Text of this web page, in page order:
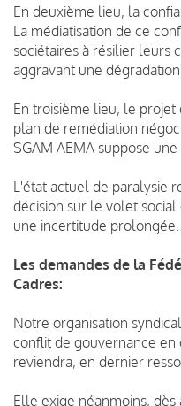
En deuxième lieu, la
La médiatisation de ce
sociétaires à résilier leurs
aggravant une
En troisième lieu, le
plan de remédiation
SGAM AEMA suppose
L'état actuel de paralysie
décision sur le volet
une incertitude prolongée.
Les demandes de la
Cadres:
Notre organisation
conflit de gouvernance en
reviendra, en dernier
Elle exige néanmoins,